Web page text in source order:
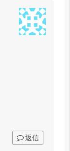
返信